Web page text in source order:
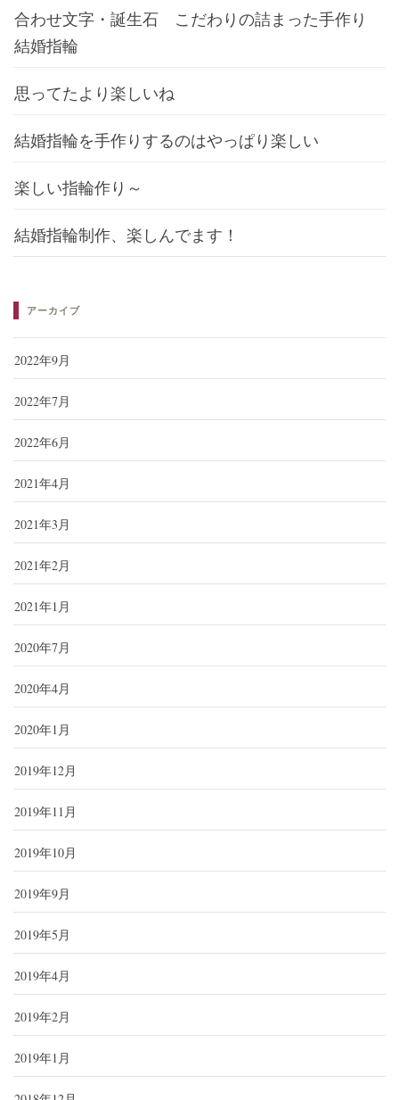
合わせ文字・誕生石 こだわりの詰まった手作り
結婚指輪
思ってたより楽しいね
結婚指輪を手作りするのはやっぱり楽しい
楽しい指輪作り～
結婚指輪制作、楽しんでます！
アーカイブ
2022年9月
2022年7月
2022年6月
2021年4月
2021年3月
2021年2月
2021年1月
2020年7月
2020年4月
2020年1月
2019年12月
2019年11月
2019年10月
2019年9月
2019年5月
2019年4月
2019年2月
2019年1月